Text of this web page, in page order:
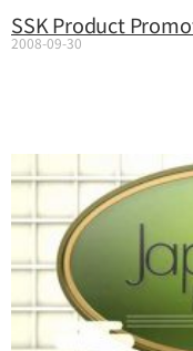
SSK Product
2008-09-30